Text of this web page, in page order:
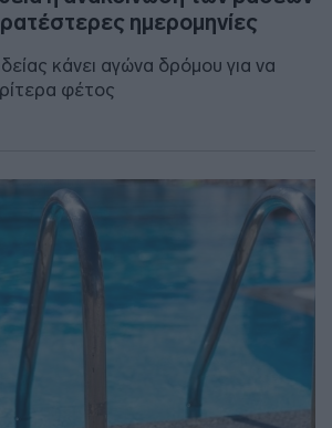
ημερομηνίες
κάνει αγώνα δρόμου για να
φέτος